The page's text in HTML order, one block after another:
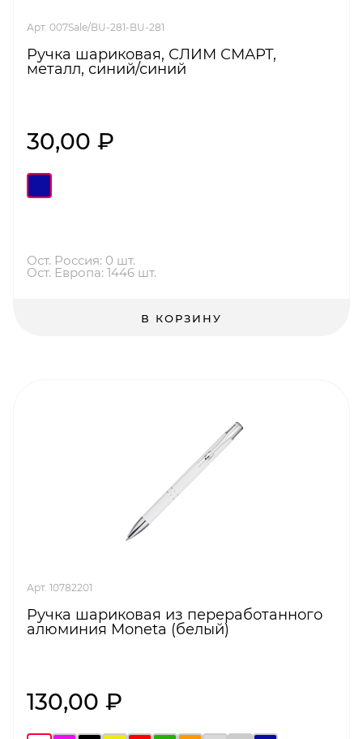
Арт. 007Sale/BU-281-BU-281
Ручка шариковая, СЛИМ СМАРТ,
металл, синий/синий
30,00 ₽
Ост. Россия: 0 шт.
Ост. Европа: 1446 шт.
В КОРЗИНУ
Арт. 10782201
Ручка шариковая из переработанного
алюминия Moneta (белый)
130,00 ₽